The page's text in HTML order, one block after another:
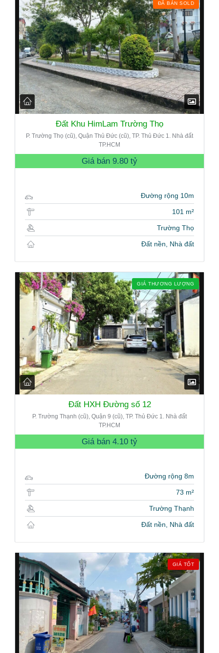
ĐÃ BÁN SOLD
Đất Khu HimLam Trường Thọ
P. Trường Thọ (cũ), Quận Thủ Đức (cũ), TP. Thủ Đức 1. Nhà đất
TP.HCM
Giá bán 9.80 tỷ
Đường rộng 10m
101 m²
Trường Thọ
Đất nền, Nhà đất
GIÁ THƯƠNG LƯỢNG
Đất HXH Đường số 12
P. Trường Thạnh (cũ), Quận 9 (cũ), TP. Thủ Đức 1. Nhà đất
TP.HCM
Giá bán 4.10 tỷ
Đường rộng 8m
73 m²
Trường Thạnh
Đất nền, Nhà đất
GIÁ TỐT